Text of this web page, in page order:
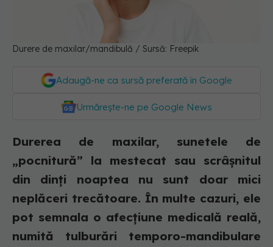
Durere de maxilar/mandibulă / Sursă: Freepik
Adaugă-ne ca sursă preferată în Google
Urmărește-ne pe Google News
Durerea de maxilar, sunetele de
„pocnitură” la mestecat sau scrâșnitul
din dinți noaptea nu sunt doar mici
neplăceri trecătoare. În multe cazuri, ele
pot semnala o afecțiune medicală reală,
numită tulburări temporo-mandibulare